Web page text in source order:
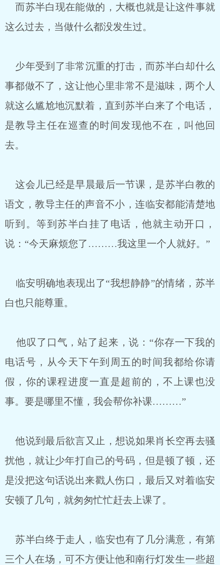
而苏半白现在能做的，大概也就是让这件事就
这么过去，当做什么都没发生过。
少年受到了非常沉重的打击，而苏半白却什么
事都做不了，这让他心里非常不是滋味，两个人
就这么尴尬地沉默着，直到苏半白来了个电话，
是教导主任在巡查的时间发现他不在，叫他回
去。
这会儿已经是早晨最后一节课，是苏半白教的
语文，教导主任的声音不小，连临安都能清楚地
听到。等到苏半白挂了电话，他就主动开口，
说：“今天麻烦您了………我这里一个人就好。”
临安明确地表现出了“我想静静”的情绪，苏半
白也只能尊重。
他叹了口气，站了起来，说：“你存一下我的
电话号，从今天下午到周五的时间我都给你请
假，你的课程进度一直是超前的，不上课也没
事。要是哪里不懂，我会帮你补课………”
他说到最后欲言又止，想说如果肖长空再去骚
扰他，就让少年打自己的号码，但是顿了顿，还
是没把这句话说出来戳人伤口，最后又对着临安
安顿了几句，就匆匆忙忙赶去上课了。
苏半白终于走人，临安也有了几分满意，有第
三个人在场，可不方便让他和南行灯发生一些超